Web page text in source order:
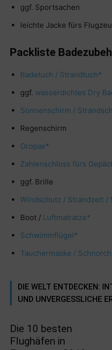
ggf. Sportsachen
leichte Jacke fürs
Packliste
Badetuch / Strandtuch*
ggf. wasserdichtes Dry
Sonnenschirm /
Regenschirm
Oropax*
Zahlenschloss fürs
ggf. Brille
Windschutz / Strandzelt /
Boot / Luftmatratze*
Schwimmflügel*
Tauchermaske /
DIE WELT ENTDECKEN:
UND UNVERGESSLICHE
Die 10 besten
Flughäfen in